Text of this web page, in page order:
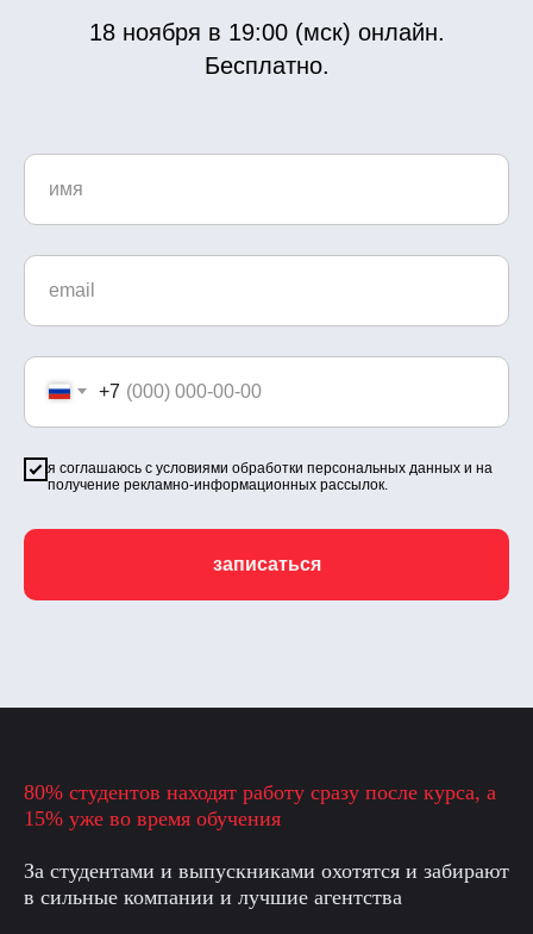
18 ноября в 19:00 (мск) онлайн.
Бесплатно.
+7
я соглашаюсь с условиями обработки персональных данных и на
получение рекламно-информационных рассылок.
записаться
80% студентов находят работу сразу после курса, а
15% уже во время обучения
За студентами и выпускниками охотятся и забирают
в сильные компании и лучшие агентства